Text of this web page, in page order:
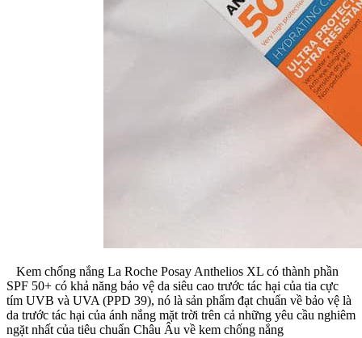
Kem chống nắng La Roche Posay Anthelios XL có thành phần
SPF 50+ có khả năng bảo vệ da siêu cao trước tác hại của tia cực
tím UVB và UVA (PPD 39), nó là sản phẩm đạt chuẩn về bảo vệ là
da trước tác hại của ánh nắng mặt trời trên cả những yêu cầu nghiêm
ngặt nhất của tiêu chuẩn Châu Âu về kem chống nắng